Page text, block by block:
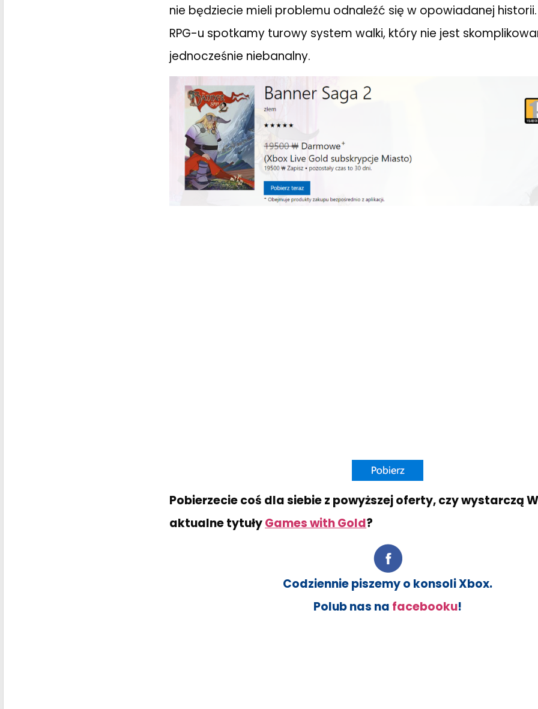
nie będziecie mieli problemu odnaleźć się w opowiadanej
RPG-u spotkamy turowy system walki, który nie jest
jednocześnie niebanalny.
Pobierzecie coś dla siebie z powyższej oferty, czy wystarczą
aktualne tytułyGames with Gold?
Codziennie piszemy o konsoli Xbox.
Polub nas na facebooku!